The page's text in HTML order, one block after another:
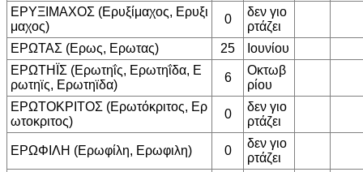
ΕΡΥΞΙΜΑΧΟΣ (Ερυξίμαχος, Ερυξι
μαχος)
0
δεν γιο
ρτάζει
ΕΡΩΤΑΣ (Ερως, Ερωτας)
25
Ιουνίου
ΕΡΩΤΗΪΣ (Ερωτηΐς, Ερωτηΐδα, Ε
ρωτηϊς, Ερωτηϊδα)
6
Οκτωβ
ρίου
ΕΡΩΤΟΚΡΙΤΟΣ (Ερωτόκριτος, Ερ
ωτοκριτος)
0
δεν γιο
ρτάζει
ΕΡΩΦΙΛΗ (Ερωφίλη, Ερωφιλη) 0
δεν γιο
ρτάζει